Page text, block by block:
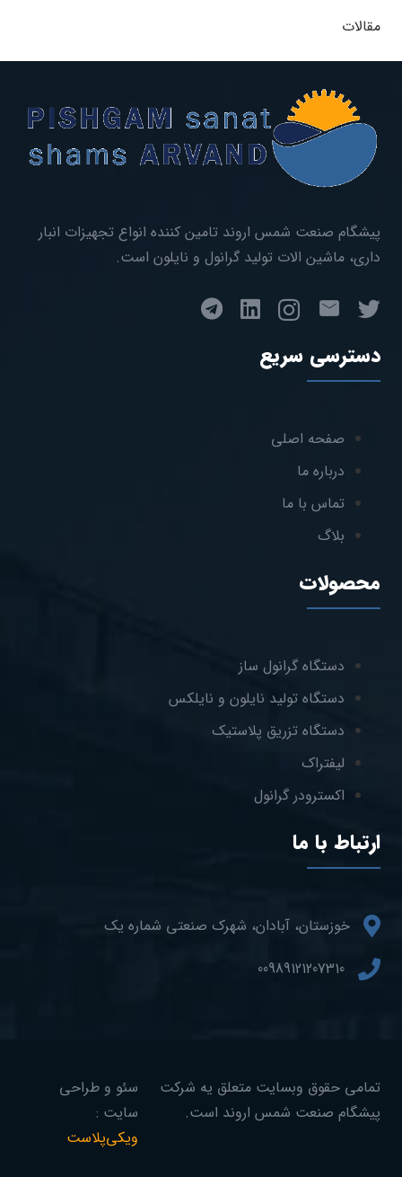
مقالات
پیشگام صنعت شمس اروند تامین کننده انواع تجهیزات انبار
داری، ماشین الات تولید گرانول و نایلون است.
دسترسی سریع
صفحه اصلی
درباره ما
تماس با ما
بلاگ
محصولات
دستگاه گرانول ساز
دستگاه تولید نایلون و نایلکس
دستگاه تزریق پلاستیک
لیفتراک
اکسترودر گرانول
ارتباط با ما
خوزستان، آبادان، شهرک صنعتی شماره یک
00989121207310
تمامی حقوق وبسایت متعلق یه شرکت
پیشگام صنعت شمس اروند است.
سئو و طراحی
سایت :
ویکی‌پلاست